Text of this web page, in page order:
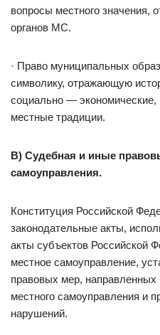
вопросы местного значения,
органов МС.
· Право муниципальных
символику, отражающую
социально —
местные традиции.
В) Судебная и иные
самоуправления.
Конституция Российской
законодательные акты,
акты субъектов Российской
местное самоуправление,
правовых мер,
местного самоуправления и
нарушений.